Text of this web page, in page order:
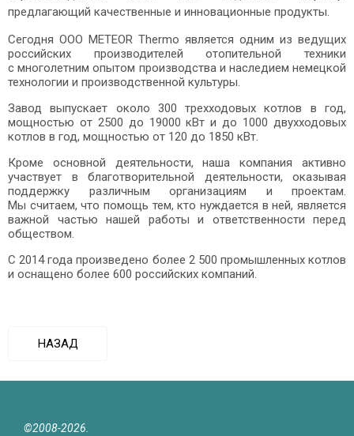
предлагающий качественные и инновационные продукты.
Сегодня ООО METEOR Thermo является одним из ведущих
российских производителей отопительной техники
с многолетним опытом производства и наследием немецкой
технологии и производственной культуры.
Завод выпускает около 300 трехходовых котлов в год,
мощностью от 2500 до 19000 кВт и до 1000 двухходовых
котлов в год, мощностью от 120 до 1850 кВт.
Кроме основной деятельности, наша компания активно
участвует в благотворительной деятельности, оказывая
поддержку различным организациям и проектам.
Мы считаем, что помощь тем, кто нуждается в ней, является
важной частью нашей работы и ответственности перед
обществом.
С 2014 года произведено более 2 500 промышленных котлов
и оснащено более 600 российских компаний.
НАЗАД
©2008-2026.